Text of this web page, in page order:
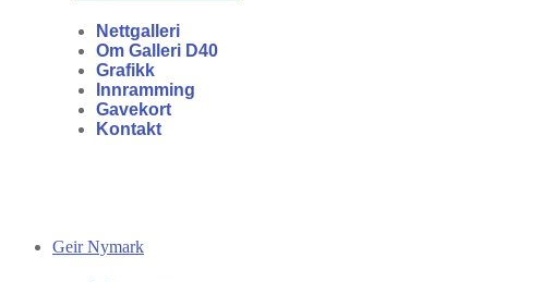
Nettgalleri
Om Galleri D40
Grafikk
Innramming
Gavekort
Kontakt
Geir Nymark